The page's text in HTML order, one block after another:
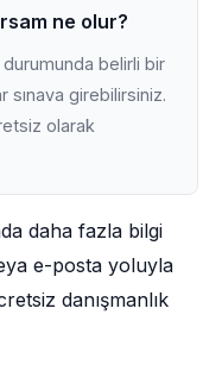
ne olur?
durumunda belirli bir
sınava girebilirsiniz.
olarak
daha fazla bilgi
e-posta yoluyla
danışmanlık